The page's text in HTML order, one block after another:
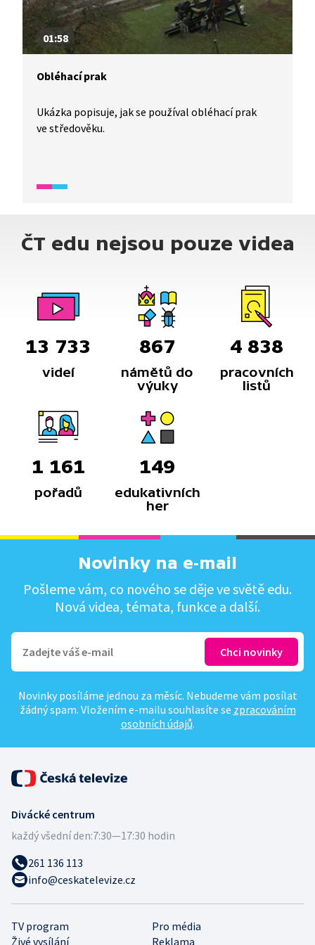
01:58
Obléhací prak
Ukázka popisuje, jak se používal obléhací prak
ve středověku.
ČT edu nejsou pouze videa
13 733
videí
867
námětů do
výuky
4 838
pracovních
listů
1 161
pořadů
149
edukativních
her
Novinky na e-mail
Pošleme vám, co nového se děje ve světě edu.
Nová videa, témata, funkce a další.
Novinky posíláme jednou za měsíc. Nebudeme vám posílat
žádný spam. Vložením e-mailu souhlasíte se zpracováním
osobních údajů.